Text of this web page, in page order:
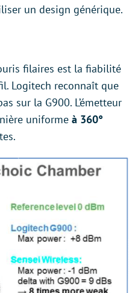
un design générique.
filaires est la fiabilité
Logitech reconnaît que
sur la G900. L’émetteur
uniforme à 360°